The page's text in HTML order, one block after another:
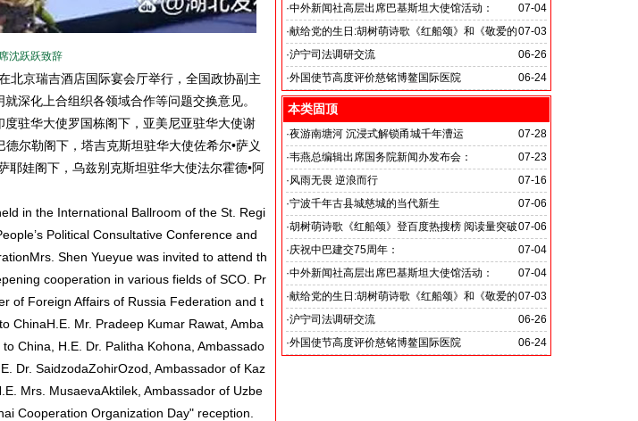
沈跃跃致辞
北京瑞吉酒店国际宴会厅举行，全国政协副主
深化上合组织各领域合作等问题交换意见。
驻华大使罗国栋阁下，亚美尼亚驻华大使谢
尔勒阁下，塔吉克斯坦驻华大使佐希尔•萨义
耶娃阁下，乌兹别克斯坦驻华大使法尔霍德•阿
in the International Ballroom of the St. Regi
Political Consultative Conference and
Shen Yueyue was invited to attend th
cooperation in various fields of SCO. Pr
of Foreign Affairs of Russia Federation and t
ChinaH.E. Mr. Pradeep Kumar Rawat, Amba
China, H.E. Dr. Palitha Kohona, Ambassado
Dr. SaidzodaZohirOzod, Ambassador of Kaz
Mrs. MusaevaAktilek, Ambassador of Uzbe
Cooperation Organization Day" reception.
韦燕总裁同多国大使出席巴基斯坦驻华大使馆举办“芒果
节”
07-04
·中外新闻社高层出席巴基斯坦大使馆活动：
医药、保健和生物科技职业技术教育与培训专题研讨会
07-03
·献给党的生日:胡树萌诗歌《红船颂》和《敬爱的
党啊 我怎能不为你放声歌唱》
06-26
·沪宁司法调研交流
共探司法鉴定发展新路
06-24
·外国使节高度评价慈铭博鳌国际医院
本类固顶
07-28
·夜游南塘河 沉浸式解锁甬城千年漕运
07-23
·韦燕总编辑出席国务院新闻办发布会：
关注海关总署“十五五”时期守好国门安全
07-16
·风雨无畏 逆浪而行
旭日应急救援队硬核抗巴“威风”护平安
07-06
·宁波千年古县城慈城的当代新生
07-06
·胡树萌诗歌《红船颂》登百度热搜榜 阅读量突破
数亿次 打破“曲高和寡”的传播困境
07-04
·庆祝中巴建交75周年：
韦燕总裁同多国大使出席巴基斯坦驻华大使馆举办“芒果
节”
07-04
·中外新闻社高层出席巴基斯坦大使馆活动：
医药、保健和生物科技职业技术教育与培训专题研讨会
07-03
·献给党的生日:胡树萌诗歌《红船颂》和《敬爱的
党啊 我怎能不为你放声歌唱》
06-26
·沪宁司法调研交流
共探司法鉴定发展新路
06-24
·外国使节高度评价慈铭博鳌国际医院